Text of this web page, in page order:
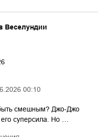
00:10
Веселундии
смешным? Джо-Джо
суперсила. Но …